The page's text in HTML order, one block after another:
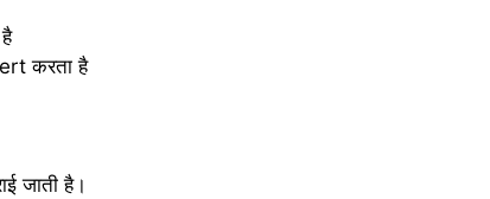
करता है
जाती है।